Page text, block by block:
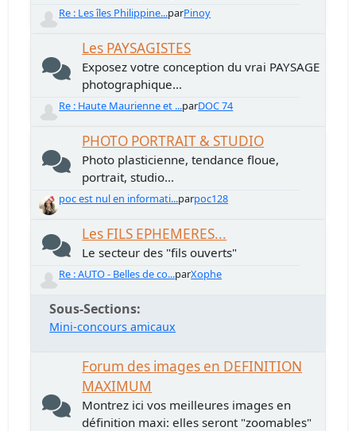
Re : Les îles Philippine...parPinoy
Les PAYSAGISTES
Exposez votre conception du vrai PAYSAGE
photographique...
Re : Haute Maurienne et ...parDOC 74
PHOTO PORTRAIT & STUDIO
Photo plasticienne, tendance floue,
portrait, studio...
poc est nul en informati...parpoc128
Les FILS EPHEMERES...
Le secteur des "fils ouverts"
Re : AUTO - Belles de co...parXophe
Sous-Sections
Mini-concours amicaux
Forum des images en DEFINITION
MAXIMUM
Montrez ici vos meilleures images en
définition maxi: elles seront "zoomables"